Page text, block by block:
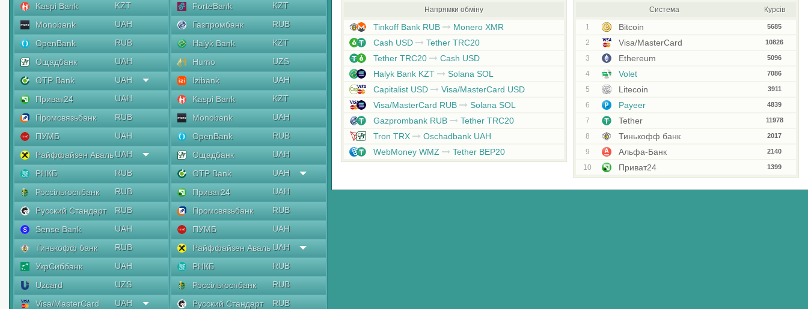
Kaspi Bank
KZT
Monobank
UAH
OpenBank
RUB
Ощадбанк
UAH
OTP Bank
UAH
Приват24
UAH
Промсвязьбанк
RUB
ПУМБ
UAH
Райффайзен АвальUAH
РНКБ
RUB
Россільгоспбанк
RUB
Русский Стандарт
RUB
Sense Bank
UAH
Тинькофф банк
RUB
УкрСиббанк
UAH
Uzcard
UZS
Visa/MasterCard
UAH
ForteBank
KZT
Газпромбанк
RUB
Halyk Bank
KZT
Humo
UZS
Izibank
UAH
Kaspi Bank
KZT
Monobank
UAH
OpenBank
RUB
Ощадбанк
UAH
OTP Bank
UAH
Приват24
UAH
Промсвязьбанк
RUB
ПУМБ
UAH
Райффайзен Аваль UAH
РНКБ
RUB
Россільгоспбанк
RUB
Русский Стандарт
RUB
Напрямки обміну
Tinkoff Bank RUB
Monero XMR
Cash USD
Tether TRC20
Tether TRC20
Cash USD
Halyk Bank KZT
Solana SOL
Capitalist USD
Visa/MasterCard USD
Visa/MasterCard RUB
Solana SOL
Gazprombank RUB
Tether TRC20
Tron TRX
Oschadbank UAH
WebMoney WMZ
Tether BEP20
Система Курсів
1 Bitcoin 5685
2 Visa/MasterCard 10826
3 Ethereum 5096
4 Volet 7086
5 Litecoin 3911
6 Payeer 4839
7 Tether 11978
8 Тинькофф банк 2017
9 Альфа-Банк 2140
10 Приват24 1399